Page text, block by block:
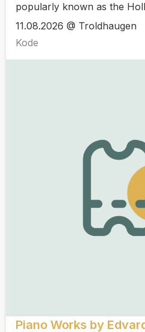
popularly known as the
11.08.2026 @ Troldhaugen
Kode
Piano Works by